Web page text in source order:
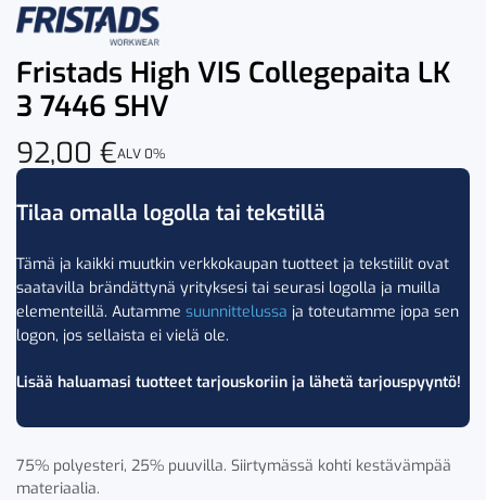
Fristads High VIS Collegepaita LK
3 7446 SHV
92,00 €ALV 0%
Tilaa omalla logolla tai tekstillä
Tämä ja kaikki muutkin verkkokaupan tuotteet ja tekstiilit ovat
saatavilla brändättynä yrityksesi tai seurasi logolla ja muilla
elementeillä. Autamme suunnittelussa ja toteutamme jopa sen
logon, jos sellaista ei vielä ole.
Lisää haluamasi tuotteet tarjouskoriin ja lähetä tarjouspyyntö!
75% polyesteri, 25% puuvilla. Siirtymässä kohti kestävämpää
materiaalia.